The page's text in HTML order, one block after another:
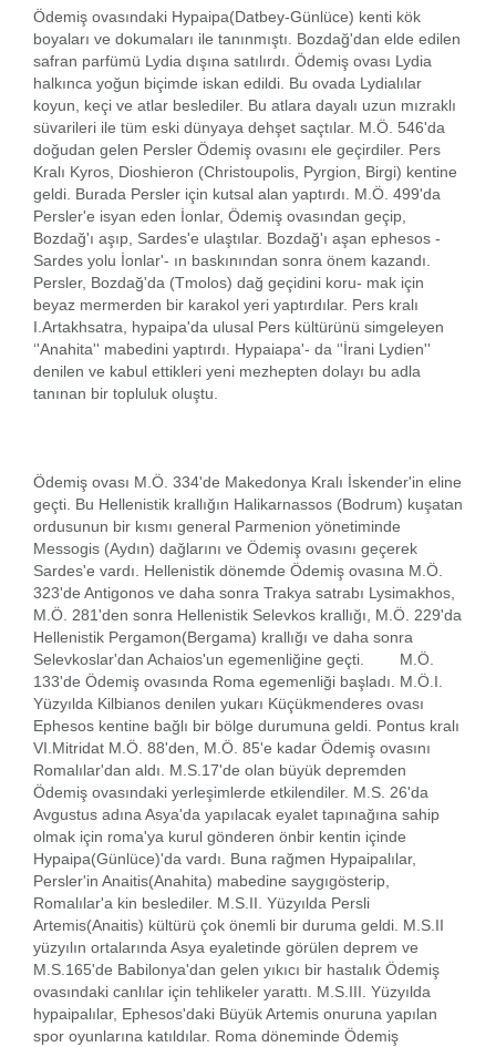
Ödemiş ovasındaki Hypaipa(Datbey-Günlüce) kenti kök
boyaları ve dokumaları ile tanınmıştı. Bozdağ'dan elde edilen
safran parfümü Lydia dışına satılırdı. Ödemiş ovası Lydia
halkınca yoğun biçimde iskan edildi. Bu ovada Lydialılar
koyun, keçi ve atlar beslediler. Bu atlara dayalı uzun mızraklı
süvarileri ile tüm eski dünyaya dehşet saçtılar. M.Ö. 546'da
doğudan gelen Persler Ödemiş ovasını ele geçirdiler. Pers
Kralı Kyros, Dioshieron (Christoupolis, Pyrgion, Birgi) kentine
geldi. Burada Persler için kutsal alan yaptırdı. M.Ö. 499'da
Persler'e isyan eden İonlar, Ödemiş ovasından geçip,
Bozdağ'ı aşıp, Sardes'e ulaştılar. Bozdağ'ı aşan ephesos -
Sardes yolu İonlar'- ın baskınından sonra önem kazandı.
Persler, Bozdağ'da (Tmolos) dağ geçidini koru- mak için
beyaz mermerden bir karakol yeri yaptırdılar. Pers kralı
I.Artakhsatra, hypaipa'da ulusal Pers kültürünü simgeleyen
‘'Anahita'' mabedini yaptırdı. Hypaiapa'- da ‘'İrani Lydien''
denilen ve kabul ettikleri yeni mezhepten dolayı bu adla
tanınan bir topluluk oluştu.
Ödemiş ovası M.Ö. 334'de Makedonya Kralı İskender'in eline
geçti. Bu Hellenistik krallığın Halikarnassos (Bodrum) kuşatan
ordusunun bir kısmı general Parmenion yönetiminde
Messogis (Aydın) dağlarını ve Ödemiş ovasını geçerek
Sardes'e vardı. Hellenistik dönemde Ödemiş ovasına M.Ö.
323'de Antigonos ve daha sonra Trakya satrabı Lysimakhos,
M.Ö. 281'den sonra Hellenistik Selevkos krallığı, M.Ö. 229'da
Hellenistik Pergamon(Bergama) krallığı ve daha sonra
Selevkoslar'dan Achaios'un egemenliğine geçti. M.Ö.
133'de Ödemiş ovasında Roma egemenliği başladı. M.Ö.I.
Yüzyılda Kilbianos denilen yukarı Küçükmenderes ovası
Ephesos kentine bağlı bir bölge durumuna geldi. Pontus kralı
VI.Mitridat M.Ö. 88'den, M.Ö. 85'e kadar Ödemiş ovasını
Romalılar'dan aldı. M.S.17'de olan büyük depremden
Ödemiş ovasındaki yerleşimlerde etkilendiler. M.S. 26'da
Avgustus adına Asya'da yapılacak eyalet tapınağına sahip
olmak için roma'ya kurul gönderen önbir kentin içinde
Hypaipa(Günlüce)'da vardı. Buna rağmen Hypaipalılar,
Persler'in Anaitis(Anahita) mabedine saygıgösterip,
Romalılar'a kin beslediler. M.S.II. Yüzyılda Persli
Artemis(Anaitis) kültürü çok önemli bir duruma geldi. M.S.II
yüzyılın ortalarında Asya eyaletinde görülen deprem ve
M.S.165'de Babilonya'dan gelen yıkıcı bir hastalık Ödemiş
ovasındaki canlılar için tehlikeler yarattı. M.S.III. Yüzyılda
hypaipalılar, Ephesos'daki Büyük Artemis onuruna yapılan
spor oyunlarına katıldılar. Roma döneminde Ödemiş